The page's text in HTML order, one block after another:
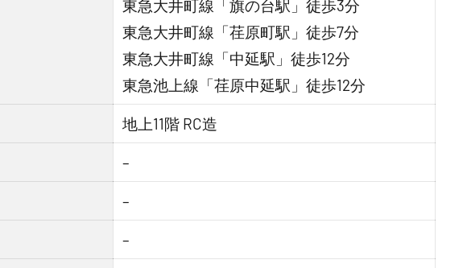
東急大井町線「旗の台駅」徒歩3分
東急大井町線「荏原町駅」徒歩7分
東急大井町線「中延駅」徒歩12分
東急池上線「荏原中延駅」徒歩12分
地上11階 RC造
–
–
–